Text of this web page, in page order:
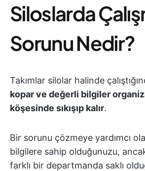
Siloslarda
Sorunu Nedir?
Takımlar silolar halinde
kopar ve değerli bilgiler
köşesinde sıkışıp kalır.
Bir sorunu çözmeye yardımcı
bilgilere sahip olduğunuzu,
farklı bir departmanda saklı